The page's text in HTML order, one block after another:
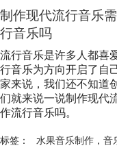
制作现代流行音乐
行音乐吗
流行音乐是许多人都喜
行音乐为方向开启了自
家来说，我们还不知道
们就来说一说制作现代
作流行音乐吗。
标签： 水果音乐制作， 音